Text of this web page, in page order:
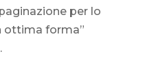
per lo
ottima forma”